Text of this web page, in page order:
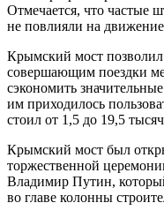
Отмечается, что частые
не повлияли на
Крымский мост позволил
совершающим поездки
сэкономить
им приходилось
стоил от 1,5 до 19,5
Крымский мост был
торжественной
Владимир Путин,
во главе колонны